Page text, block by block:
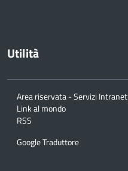
Utilità
Area riservata - Servizi Intranet
Link al mondo
RSS
Google Traduttore